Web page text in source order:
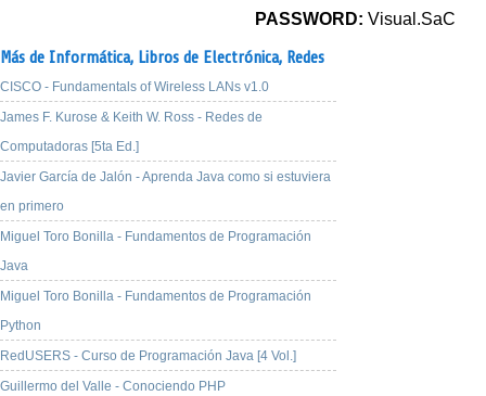
PASSWORD: Visual.SaC
Más de Informática, Libros de Electrónica, Redes
CISCO - Fundamentals of Wireless LANs v1.0
James F. Kurose & Keith W. Ross - Redes de
Computadoras [5ta Ed.]
Javier García de Jalón - Aprenda Java como si estuviera
en primero
Miguel Toro Bonilla - Fundamentos de Programación
Java
Miguel Toro Bonilla - Fundamentos de Programación
Python
RedUSERS - Curso de Programación Java [4 Vol.]
Guillermo del Valle - Conociendo PHP